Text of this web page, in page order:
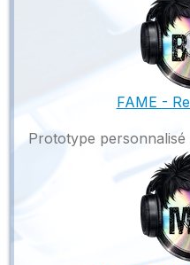
FAME -
Prototype